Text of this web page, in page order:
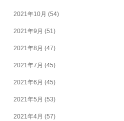
2021年10月 (54)
2021年9月 (51)
2021年8月 (47)
2021年7月 (45)
2021年6月 (45)
2021年5月 (53)
2021年4月 (57)